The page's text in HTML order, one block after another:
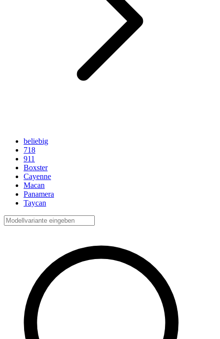
beliebig
718
911
Boxster
Cayenne
Macan
Panamera
Taycan